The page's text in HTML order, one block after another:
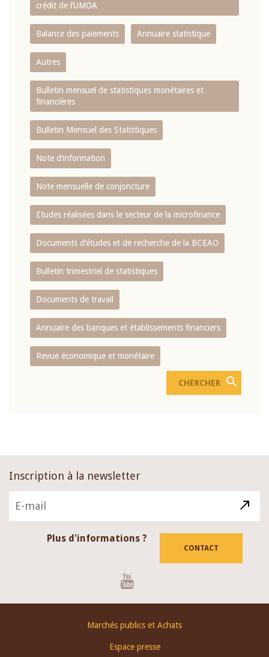
crédit de l‘UMOA
Balance des paiements Annuaire statistique
Autres
Bulletin mensuel de statistiques monétaires et
financières
Bulletin Mensuel des Statistiques
Note d’information
Note mensuelle de conjoncture
Etudes réalisées dans le secteur de la microfinance
Documents d’études et de recherche de la BCEAO
Bulletin trimestriel de statistiques
Documents de travail
Annuaire des banques et établissements financiers
Revue économique et monétaire
Inscription à la newsletter
Plus d'informations ?
CONTACT
Marchés publics et Achats
Espace presse